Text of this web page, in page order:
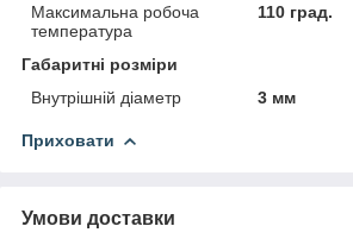
Максимальна робоча
температура
110 град.
Габаритні розміри
Внутрішній діаметр
3 мм
Приховати
Умови доставки